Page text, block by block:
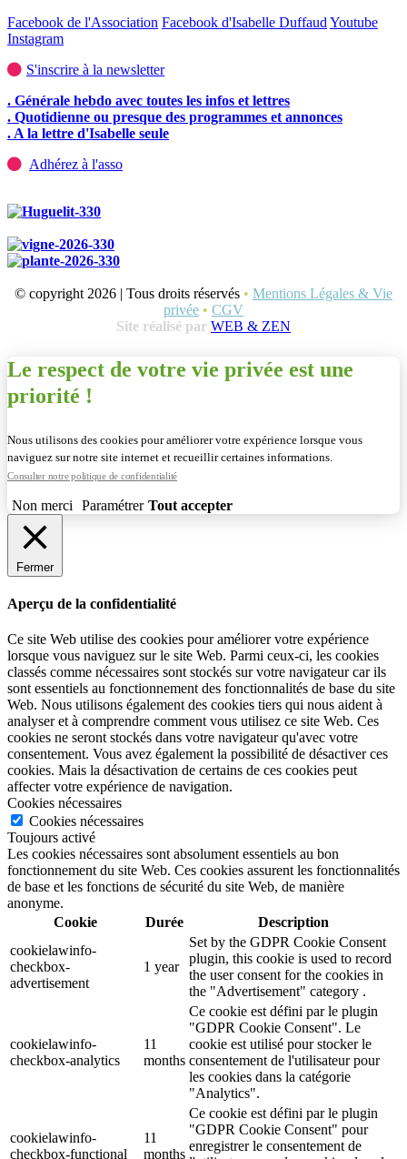
Facebook de l'Association Facebook d'Isabelle Duffaud Youtube
Instagram
S'inscrire à la newsletter
. Générale hebdo avec toutes les infos et lettres
. Quotidienne ou presque des programmes et annonces
. A la lettre d'Isabelle seule
Adhérez à l'asso
© copyright 2026 | Tous droits réservés • Mentions Légales & Vie
privée • CGV
Site réalisé par WEB & ZEN
Le respect de votre vie privée est une
priorité !
Nous utilisons des cookies pour améliorer votre expérience lorsque vous
naviguez sur notre site internet et recueillir certaines informations.
Consulter notre politique de confidentialité
Non merci Paramétrer Tout accepter
Fermer
Aperçu de la confidentialité
Ce site Web utilise des cookies pour améliorer votre expérience
lorsque vous naviguez sur le site Web. Parmi ceux-ci, les cookies
classés comme nécessaires sont stockés sur votre navigateur car ils
sont essentiels au fonctionnement des fonctionnalités de base du site
Web. Nous utilisons également des cookies tiers qui nous aident à
analyser et à comprendre comment vous utilisez ce site Web. Ces
cookies ne seront stockés dans votre navigateur qu'avec votre
consentement. Vous avez également la possibilité de désactiver ces
cookies. Mais la désactivation de certains de ces cookies peut
affecter votre expérience de navigation.
Cookies nécessaires
Cookies nécessaires
Toujours activé
Les cookies nécessaires sont absolument essentiels au bon
fonctionnement du site Web. Ces cookies assurent les fonctionnalités
de base et les fonctions de sécurité du site Web, de manière
anonyme.
Cookie
Durée
Description
cookielawinfo-
checkbox-
advertisement
1 year
Set by the GDPR Cookie Consent
plugin, this cookie is used to record
the user consent for the cookies in
the "Advertisement" category .
cookielawinfo-
checkbox-analytics
11
months
Ce cookie est défini par le plugin
"GDPR Cookie Consent". Le
cookie est utilisé pour stocker le
consentement de l'utilisateur pour
les cookies dans la catégorie
"Analytics".
cookielawinfo-
checkbox-functional
11
months
Ce cookie est défini par le plugin
"GDPR Cookie Consent" pour
enregistrer le consentement de